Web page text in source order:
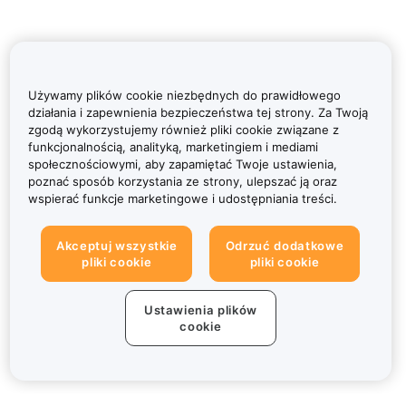
Używamy plików cookie niezbędnych do prawidłowego
działania i zapewnienia bezpieczeństwa tej strony. Za Twoją
zgodą wykorzystujemy również pliki cookie związane z
funkcjonalnością, analityką, marketingiem i mediami
społecznościowymi, aby zapamiętać Twoje ustawienia,
poznać sposób korzystania ze strony, ulepszać ją oraz
wspierać funkcje marketingowe i udostępniania treści.
Akceptuj wszystkie
pliki cookie
Odrzuć dodatkowe
pliki cookie
Ustawienia plików
cookie